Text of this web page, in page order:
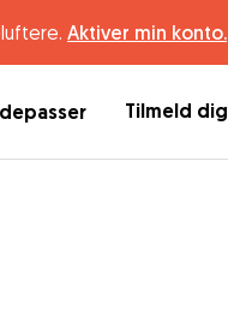
Aktiver min konto.
Tilmeld dig